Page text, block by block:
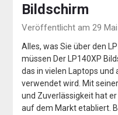
Bildschirm
Veröffentlicht am 29
Alles, was Sie über den
müssen Der LP140XP
das in vielen Laptops
verwendet wird. Mit
und Zuverlässigkeit hat
auf dem Markt etabliert.